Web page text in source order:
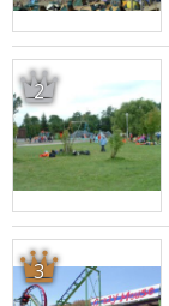
2
3